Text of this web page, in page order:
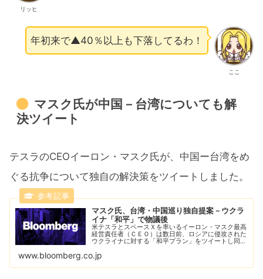
リッヒ
ここ
年初来で▲40％以上も下落してるわ！
マスク氏が中国－台湾についても解
決ツイート
テスラのCEOイーロン・マスク氏が、中国ー台湾をめ
ぐる抗争について独自の解決策をツイートしました。
マスク氏、台湾・中国巡り独自提案－ウクラ
イナ「和平」で物議後
米テスラとスペースＸを率いるイーロン・マスク最高
経営責任者（ＣＥＯ）は数日前、ロシアに侵攻された
ウクライナに対する「和平プラン」をツイートし同国
張が高まる中国と台湾の関係を巡り独自の「解決
策」...
www.bloomberg.co.jp